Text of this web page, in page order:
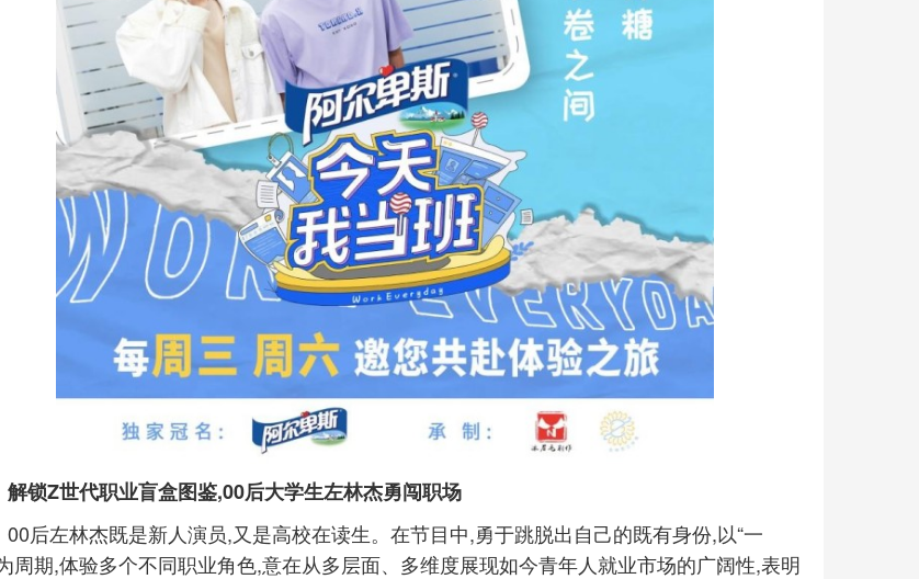
解锁Z世代职业盲盒图鉴,00后大学生左林杰勇闯职场
00后左林杰既是新人演员,又是高校在读生。在节目中,勇于跳脱出自己的既有身份,以“一
周期,体验多个不同职业角色,意在从多层面、多维度展现如今青年人就业市场的广阔性,表明